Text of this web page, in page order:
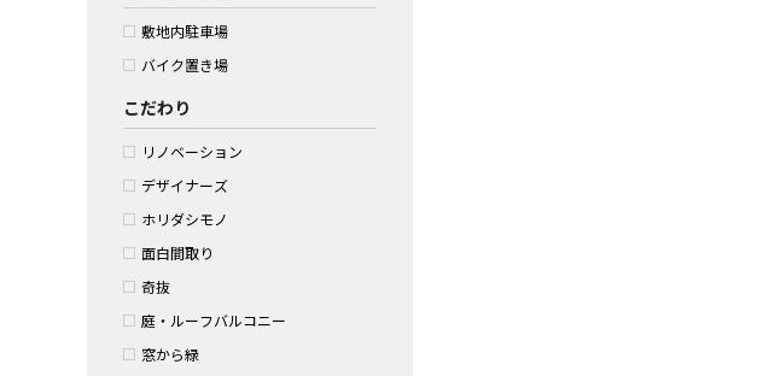
敷地内駐車場
バイク置き場
こだわり
リノベーション
デザイナーズ
ホリダシモノ
面白間取り
奇抜
庭・ルーフバルコニー
窓から緑